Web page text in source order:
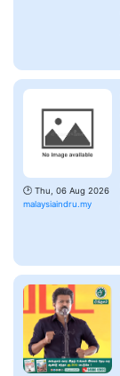
🕑 Thu, 06 Aug 2026
malaysiaindru.my